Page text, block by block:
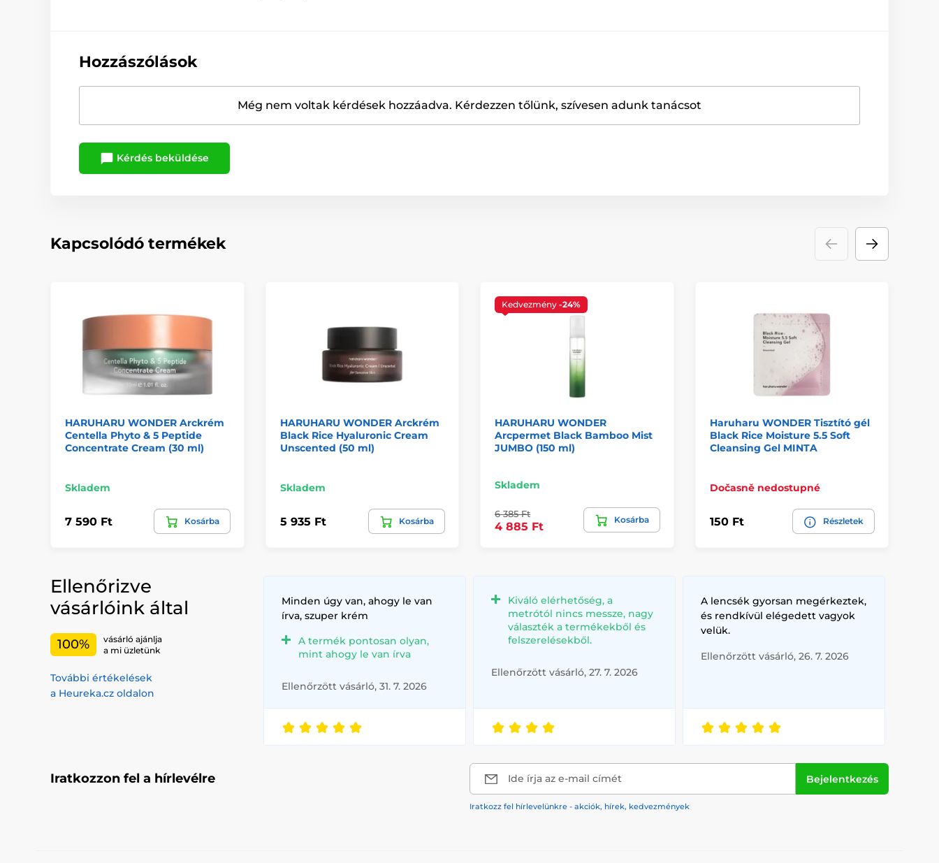
Hozzászólások
Még nem voltak kérdések hozzáadva. Kérdezzen tőlünk, szívesen adunk tanácsot
Kérdés beküldése
Kapcsolódó termékek
HARUHARU WONDER Arckrém
Centella Phyto & 5 Peptide
Concentrate Cream (30 ml)
Skladem
7 590 Ft Kosárba
HARUHARU WONDER Arckrém
Black Rice Hyaluronic Cream
Unscented (50 ml)
Skladem
5 935 Ft Kosárba
Kedvezmény -24%
HARUHARU WONDER
Arcpermet Black Bamboo Mist
JUMBO (150 ml)
Skladem
6 385 Ft
4 885 Ft
Kosárba
Haruharu WONDER Tisztító gél
Black Rice Moisture 5.5 Soft
Cleansing Gel MINTA
Dočasně nedostupné
150 Ft Részletek
Ellenőrizve
vásárlóink által
100%
vásárló ajánlja
a mi üzletünk
További értékelések
a Heureka.cz oldalon
Minden úgy van, ahogy le van
írva, szuper krém
A termék pontosan olyan,
mint ahogy le van írva
Ellenőrzött vásárló, 31. 7. 2026
Kiváló elérhetőség, a
metrótól nincs messze, nagy
választék a termékekből és
felszerelésekből.
Ellenőrzött vásárló, 27. 7. 2026
A lencsék gyorsan megérkeztek,
és rendkívül elégedett vagyok
velük.
Ellenőrzött vásárló, 26. 7. 2026
Iratkozzon fel a hírlevélre Ide írja az e-mail címét Bejelentkezés
Iratkozz fel hírlevelünkre - akciók, hírek, kedvezmények